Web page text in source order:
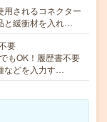
用されるコネクター
と緩衝材を入れ…
要
もOK！履歴書不要
などを入力す…